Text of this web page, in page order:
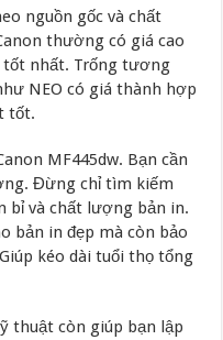
nguồn gốc và chất
thường có giá cao
nhất. Trống tương
NEO có giá thành hợp
tốt.
MF445dw. Bạn cần
Đừng chỉ tìm kiếm
bỉ và chất lượng bản in.
bản in đẹp mà còn bảo
kéo dài tuổi thọ tổng
thuật còn giúp bạn lập